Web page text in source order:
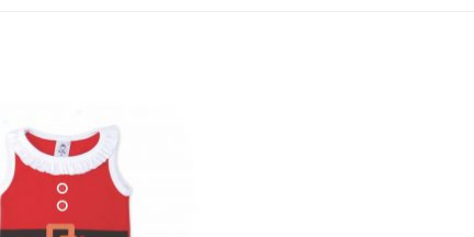
Adicionar